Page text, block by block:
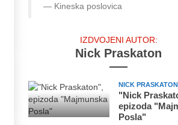
Kineska poslovica
IZDVOJENI AUTOR:
Nick Praskaton
NICK PRASKATON
"Nick
epizoda
Posla"